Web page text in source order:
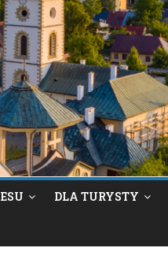
DLA TURYSTY